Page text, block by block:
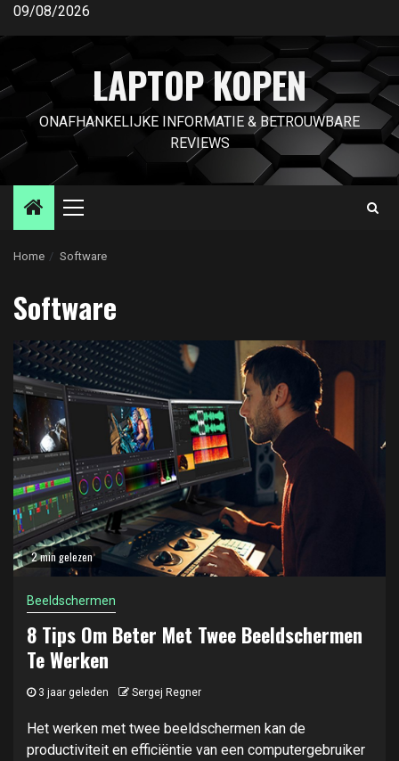
Ga
inhoud
09/08/2026
LAPTOP KOPEN
ONAFHANKELIJKE INFORMATIE & BETROUWBARE
REVIEWS
Primair
Home Software
Software
2 min gelezen
Beeldschermen
8 Tips Om Beter Met Twee Beeldschermen
Te Werken
3 jaar geleden Sergej Regner
Het werken met twee beeldschermen kan de
productiviteit en efficiëntie van een computergebruiker